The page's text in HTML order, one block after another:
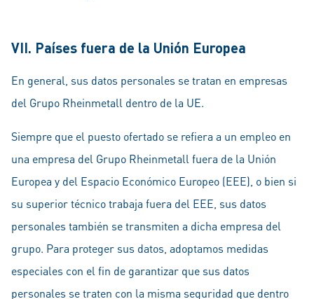
VII. Países fuera de la Unión Europea
En general, sus datos personales se tratan en empresas
del Grupo Rheinmetall dentro de la UE.
Siempre que el puesto ofertado se refiera a un empleo en
una empresa del Grupo Rheinmetall fuera de la Unión
Europea y del Espacio Económico Europeo (EEE), o bien si
su superior técnico trabaja fuera del EEE, sus datos
personales también se transmiten a dicha empresa del
grupo. Para proteger sus datos, adoptamos medidas
especiales con el fin de garantizar que sus datos
personales se traten con la misma seguridad que dentro